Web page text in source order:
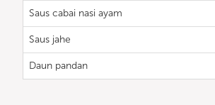
Saus cabai nasi ayam
Saus jahe
Daun pandan